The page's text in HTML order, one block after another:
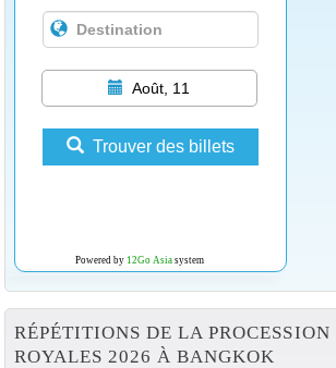
Août, 11
Trouver des billets
Powered by 12Go Asiasystem
RÉPÉTITIONS DE LA PROCESSION
ROYALES 2026 À BANGKOK